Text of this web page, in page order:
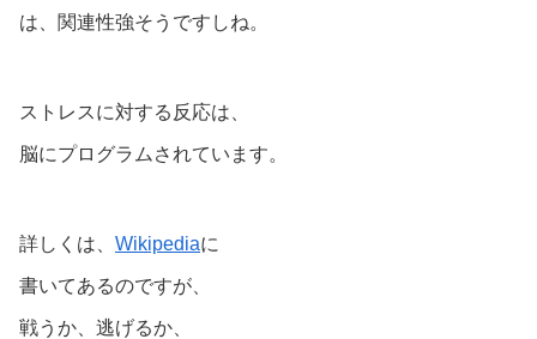
は、関連性強そうですしね。
ストレスに対する反応は、
脳にプログラムされています。
詳しくは、 Wikipediaに
書いてあるのですが、
戦うか、逃げるか、